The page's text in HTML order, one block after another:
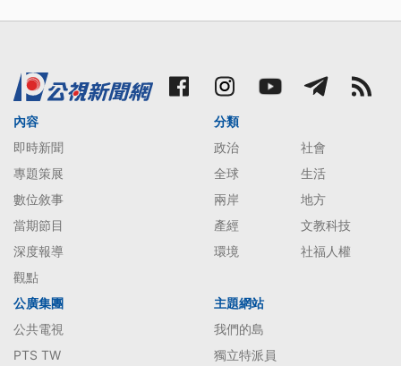
內容
即時新聞
專題策展
數位敘事
當期節目
深度報導
觀點
分類
政治
社會
全球
生活
兩岸
地方
產經
文教科技
環境
社福人權
公廣集團
公共電視
PTS TW
主題網站
我們的島
獨立特派員